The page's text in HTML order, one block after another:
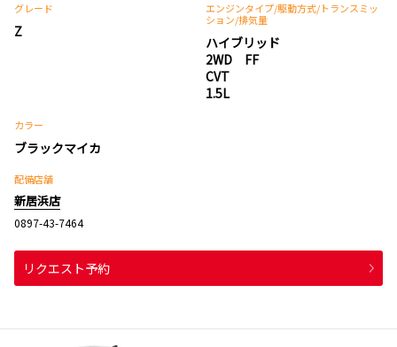
グレード
Z
エンジンタイプ/駆動方式/トランスミッ
ション/排気量
ハイブリッド
2WD FF
CVT
1.5L
カラー
ブラックマイカ
配備店舗
新居浜店
0897-43-7464
リクエスト予約